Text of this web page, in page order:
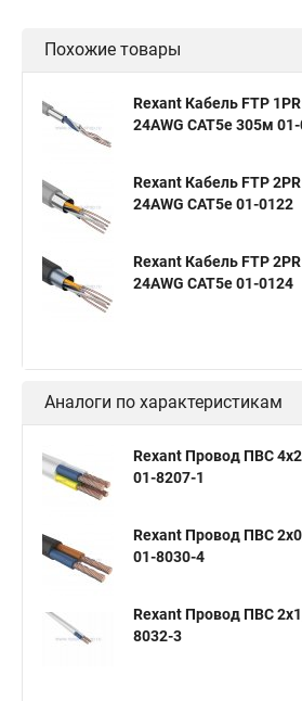
Похожие товары
Rexant Кабель FTP 1PR
24AWG CAT5e 305м
Rexant Кабель FTP 2PR
24AWG CAT5e 01-0122
Rexant Кабель FTP 2PR
24AWG CAT5e 01-0124
Аналоги по характеристикам
Rexant Провод ПВС
01-8207-1
Rexant Провод ПВС
01-8030-4
Rexant Провод ПВС
8032-3